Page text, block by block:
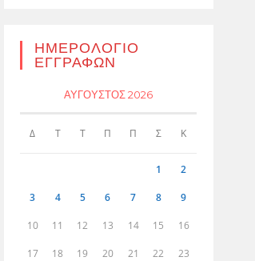
ΗΜΕΡΟΛΌΓΙΟ
ΕΓΓΡΑΦΏΝ
ΑΎΓΟΥΣΤΟΣ 2026
Δ Τ Τ Π Π Σ Κ
1 2
3 4 5 6 7 8 9
10 11 12 13 14 15 16
17 18 19 20 21 22 23